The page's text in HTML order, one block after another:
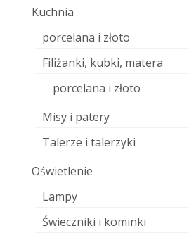
Kuchnia
porcelana i złoto
Filiżanki, kubki, matera
porcelana i złoto
Misy i patery
Talerze i talerzyki
Oświetlenie
Lampy
Świeczniki i kominki